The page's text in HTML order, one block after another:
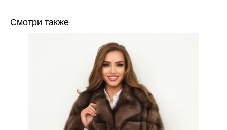
Смотри также